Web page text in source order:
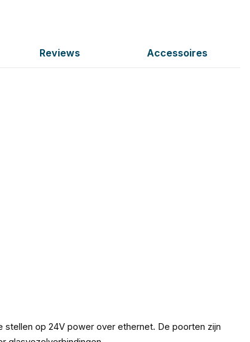
Reviews Accessoires
op 24V power over ethernet. De poorten zijn